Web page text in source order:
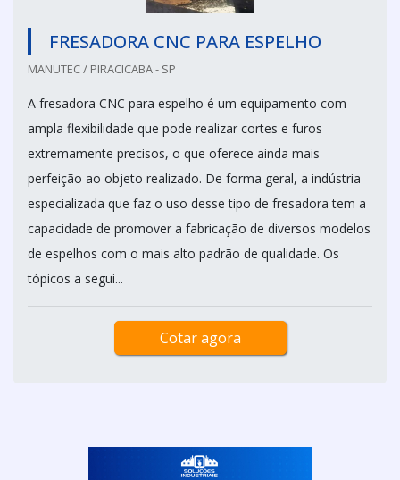
FRESADORA CNC PARA ESPELHO
MANUTEC / PIRACICABA - SP
A fresadora CNC para espelho é um equipamento com
ampla flexibilidade que pode realizar cortes e furos
extremamente precisos, o que oferece ainda mais
perfeição ao objeto realizado. De forma geral, a indústria
especializada que faz o uso desse tipo de fresadora tem a
capacidade de promover a fabricação de diversos modelos
de espelhos com o mais alto padrão de qualidade. Os
tópicos a segui...
Cotar agora